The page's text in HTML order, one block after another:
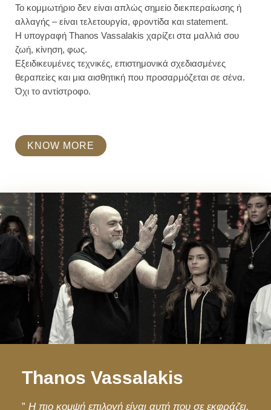
Το κομμωτήριο δεν είναι απλώς σημείο διεκπεραίωσης ή
αλλαγής – είναι τελετουργία, φροντίδα και statement.
Η υπογραφή Thanos Vassalakis χαρίζει στα μαλλιά σου
ζωή, κίνηση, φως.
Εξειδικευμένες τεχνικές, επιστημονικά σχεδιασμένες
θεραπείες και μια αισθητική που προσαρμόζεται σε σένα.
Όχι το αντίστροφο.
KNOW MORE
Thanos Vassalakis
” Η πιο κομψή επιλογή είναι αυτή που σε εκφράζει.